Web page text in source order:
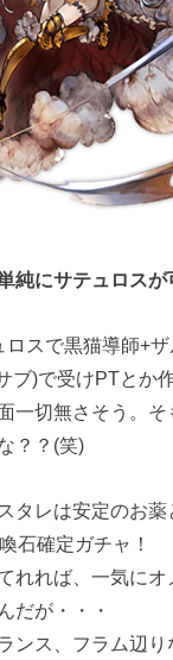
純にサテュロスが
スで黒猫導師+
ブ)で受けPTとか
一切無さそう。
？？(笑)
タレは安定のお薬
石確定ガチャ！
れれば、一気に
だが・・・
ンス、フラム辺り